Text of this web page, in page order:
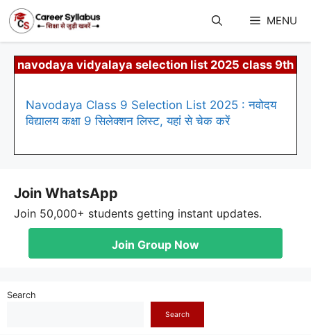
content
MENU
navodaya vidyalaya selection list 2025 class 9th
Navodaya Class 9 Selection List 2025 : नवोदय
विद्यालय कक्षा 9 सिलेक्शन लिस्ट, यहां से चेक करें
Join WhatsApp
Join 50,000+ students getting instant updates.
Join Group Now
Search
Search